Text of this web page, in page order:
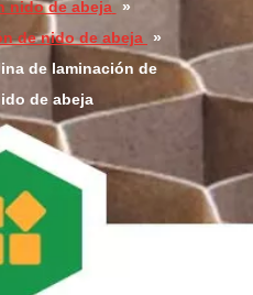
nido de abeja »
de nido de abeja »
de laminación de
de abeja